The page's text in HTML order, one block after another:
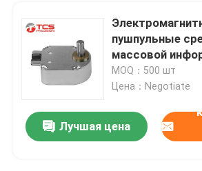
пушпульные
массовой
18V соленоида
MOQ：500 шт
Цена：Negotiate
Лучшая цена